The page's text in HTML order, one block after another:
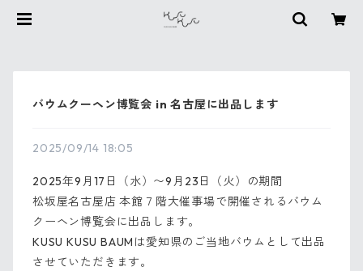
バウムクーヘン博覧会 in 名古屋に出品します
2025/09/14 18:05
2025年9月17日（水）〜9月23日（火）の期間
松坂屋名古屋店 本館７階大催事場で開催されるバウム
クーヘン博覧会に出品します。
KUSU KUSU BAUMは愛知県のご当地バウムとして出品
させていただきます。